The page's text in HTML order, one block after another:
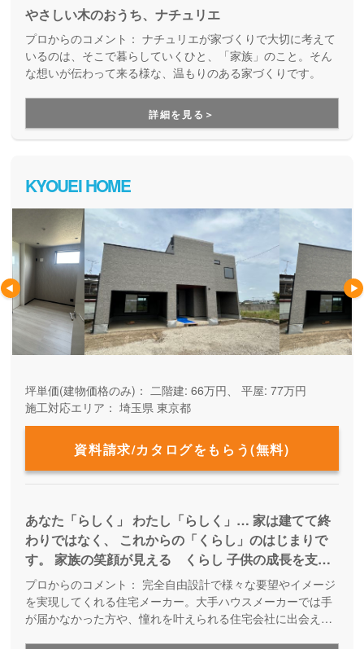
やさしい木のおうち、ナチュリエ
プロからのコメント：
いるのは、そこで暮らしていくひと、「家族」のこと。そん
な想いが伝わって来る様な、温もりのある家づくりです。
詳細を見る＞
KYOUEI HOME
坪単価(建物価格のみ)： 二階建: 66万円、 平屋: 77万円
施工対応エリア： 埼玉県 東京都
資料請求/カタログをもらう(無料)
あなた「らしく」 わたし「らしく」… 家は建てて終
わりではなく、 これからの「くらし」のはじまりで
す。 家族の笑顔が見える くらし 子供の成長を支え
る くらし ペットとのたのしい くらし… それぞれ
理想のくらしがあると思います。 その「くらす」こ
とについて、わたしたちは一緒に寄り添い考えていき
プロからのコメント：
を実現してくれる住宅メーカー。大手ハウスメーカーでは手
が届かなかった方や、憧れを叶えられる住宅会社に出会えな